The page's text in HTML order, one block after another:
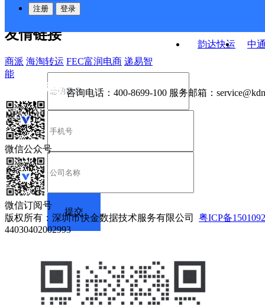
注册 登录
韵达快运
中
户隐私政策
友情链接
商派 海淘转运 FEC富润电商 递易智
能
咨询电话： 400-8699-100 服务邮箱：
微信公众号
微信订阅号
版权所有：深圳市快金数据技术服务有限公司 粤ICP备
44030402002993